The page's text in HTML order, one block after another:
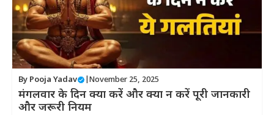
By Pooja Yadav November 25, 2025
मंगलवार के दिन क्या करें और क्या न करें पूरी जानकारी
और जरूरी नियम